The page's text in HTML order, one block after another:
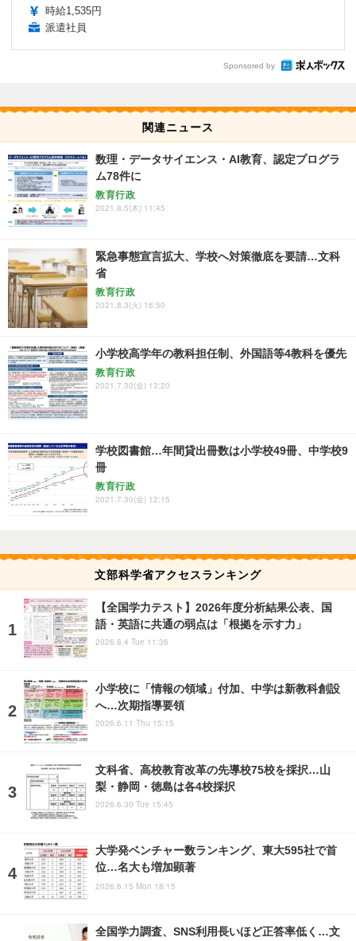
時給1,535円
派遣社員
Sponsored by
関連ニュース
数理・データサイエンス・AI教育、認定プログラ
ム78件に
教育行政
2021.8.5(木) 11:45
緊急事態宣言拡大、学校へ対策徹底を要請…文科
省
教育行政
2021.8.3(火) 16:50
小学校高学年の教科担任制、外国語等4教科を優先
教育行政
2021.7.30(金) 13:20
学校図書館…年間貸出冊数は小学校49冊、中学校9
冊
教育行政
2021.7.30(金) 12:15
文部科学省アクセスランキング
【全国学力テスト】2026年度分析結果公表、国
語・英語に共通の弱点は「根拠を示す力」
2026.8.4 Tue 11:36
小学校に「情報の領域」付加、中学は新教科創設
へ…次期指導要領
2026.6.11 Thu 15:15
文科省、高校教育改革の先導校75校を採択…山
梨・静岡・徳島は各4校採択
2026.6.30 Tue 15:45
大学発ベンチャー数ランキング、東大595社で首
位…名大も増加顕著
2026.6.15 Mon 18:15
全国学力調査、SNS利用長いほど正答率低く…文